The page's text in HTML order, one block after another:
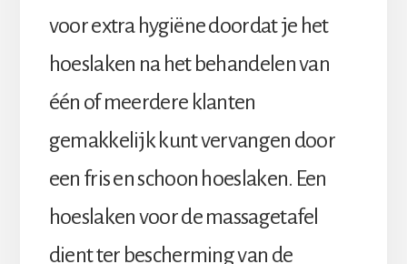
voor extra hygiëne doordat je het
hoeslaken na het behandelen van
één of meerdere klanten
gemakkelijk kunt vervangen door
een fris en schoon hoeslaken. Een
hoeslaken voor de massagetafel
dient ter bescherming van de